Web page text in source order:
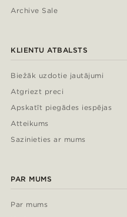
Archive Sale
KLIENTU ATBALSTS
Biežāk uzdotie jautājumi
Atgriezt preci
Apskatīt piegādes iespējas
Atteikums
Sazinieties ar mums
PAR MUMS
Par mums